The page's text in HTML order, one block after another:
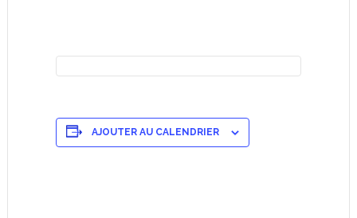
AJOUTER AU CALENDRIER